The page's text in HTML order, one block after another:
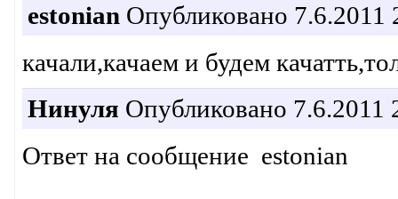
estonian Опубликовано 7.6.2011
качали,качаем и будем
Нинуля Опубликовано 7.6.2011
Ответ на сообщение estonian